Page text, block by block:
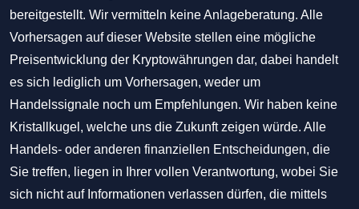
bereitgestellt. Wir vermitteln keine Anlageberatung. Alle
Vorhersagen auf dieser Website stellen eine mögliche
Preisentwicklung der Kryptowährungen dar, dabei handelt
es sich lediglich um Vorhersagen, weder um
Handelssignale noch um Empfehlungen. Wir haben keine
Kristallkugel, welche uns die Zukunft zeigen würde. Alle
Handels- oder anderen finanziellen Entscheidungen, die
Sie treffen, liegen in Ihrer vollen Verantwortung, wobei Sie
sich nicht auf Informationen verlassen dürfen, die mittels